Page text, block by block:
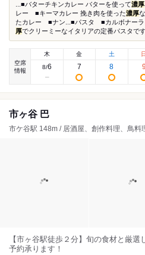
...■バターチキンカレー バターを使って濃厚
レー ■キーマカレー 挽き肉を使った濃厚
たカレー ■ナン...■パスタ ■カルボナーラ
厚でクリーミーなイタリアの定番パスタです
空席
情報
木
8/6
金
7
土
8
日
9
市ヶ谷 巴
市ケ谷駅 148m / 居酒屋、創作料理、鳥料
【市ヶ谷駅徒歩２分】旬の食材と厳
予約承ります！